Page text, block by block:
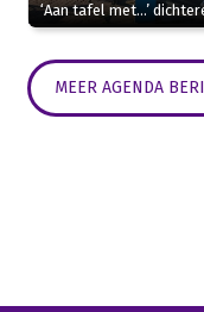
‘Aan tafel met…’
MEER AGENDA